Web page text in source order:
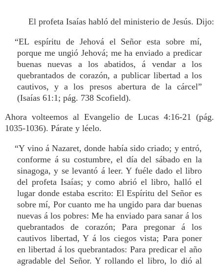
El profeta Isaías habló del ministerio de Jesús. Dijo:
“EL espíritu de Jehová el Señor esta sobre mí,
porque me ungió Jehová; me ha enviado a predicar
buenas nuevas a los abatidos, á vendar a los
quebrantados de corazón, a publicar libertad a los
cautivos, y a los presos abertura de la cárcel”
(Isaías 61:1; pág. 738 Scofield).
Ahora volteemos al Evangelio de Lucas 4:16-21 (pág.
1035-1036). Párate y léelo.
“Y vino á Nazaret, donde había sido criado; y entró,
conforme á su costumbre, el día del sábado en la
sinagoga, y se levantó á leer. Y fuéle dado el libro
del profeta Isaías; y como abrió el libro, halló el
lugar donde estaba escrito: El Espíritu del Señor es
sobre mí, Por cuanto me ha ungido para dar buenas
nuevas á los pobres: Me ha enviado para sanar á los
quebrantados de corazón; Para pregonar á los
cautivos libertad, Y á los ciegos vista; Para poner
en libertad á los quebrantados: Para predicar el año
agradable del Señor. Y rollando el libro, lo dió al